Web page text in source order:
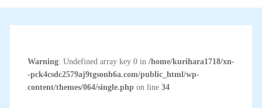
Warning: Undefined array key 0 in /home/kurihara1718/xn-
-pck4csdc2579aj9tgsonh6a.com/public_html/wp-
content/themes/064/single.phpon line 34